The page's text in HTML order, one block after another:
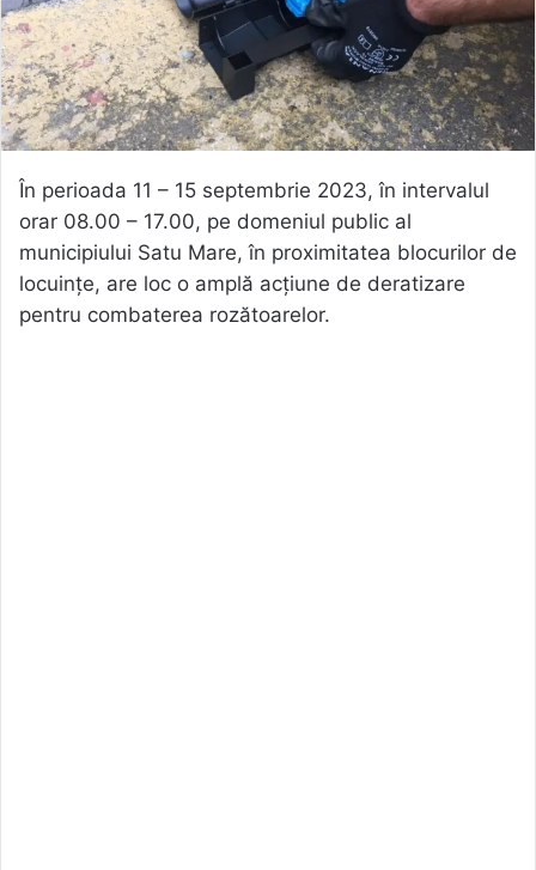
În perioada 11 – 15 septembrie 2023, în intervalul
orar 08.00 – 17.00, pe domeniul public al
municipiului Satu Mare, în proximitatea blocurilor de
locuințe, are loc o amplă acțiune de deratizare
pentru combaterea rozătoarelor.